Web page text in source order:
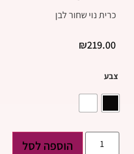
כרית נוי שחור לבן
₪219.00
צבע
הוספה לסל